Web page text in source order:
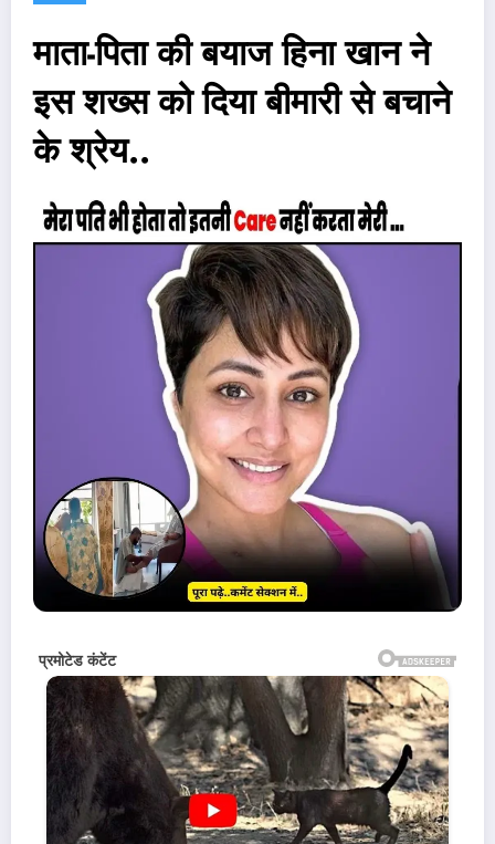
माता-पिता की बयाज हिना खान ने
इस शख्स को दिया बीमारी से बचाने
के श्रेय..